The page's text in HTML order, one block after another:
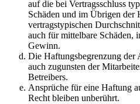
auf die bei Vertragsschluss
Schäden und im Übrigen der
vertragstypischen
auch für mittelbare Schäden,
Gewinn.
Die Haftungsbegrenzung der
auch zugunsten der
Betreibers.
Ansprüche für eine Haftung
Recht bleiben unberührt.